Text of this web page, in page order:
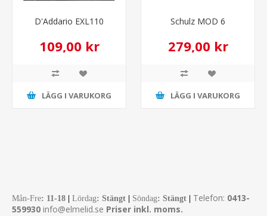
D'Addario EXL110
109,00 kr
LÄGG I VARUKORG
Schulz MOD 6
279,00 kr
LÄGG I VARUKORG
Mån-Fre: 11-18 Lördag: Stängt Söndag: Stängt Telefon: 0413-
559930 info@elmelid.se Priser inkl. moms.